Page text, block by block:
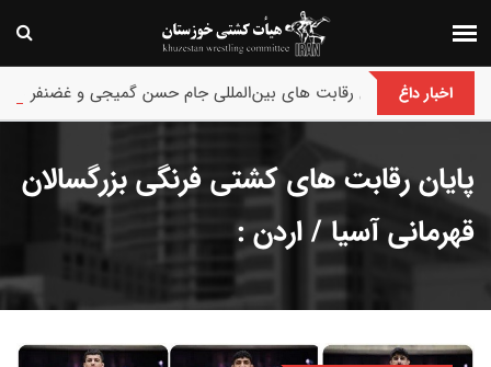
اخبار داغ
پایان رقابت های بین‌المللی جام حسن گمیجی و غضنفر بیلگه / ترکیه :
پایان رقابت های کشتی فرنگی بزرگسالان
قهرمانی آسیا / اردن :